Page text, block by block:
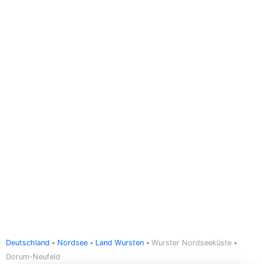
Deutschland Nordsee Land Wursten
Wurster Nordseeküste
Dorum-Neufeld